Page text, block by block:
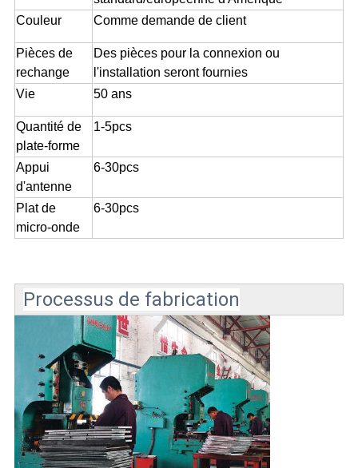
Couleur
Comme demande de client
Pièces de
rechange
Des pièces pour la connexion ou
l'installation seront fournies
Vie
50 ans
Quantité de
plate-forme
1-5pcs
Appui
d'antenne
6-30pcs
Plat de
micro-onde
6-30pcs
Processus de fabrication